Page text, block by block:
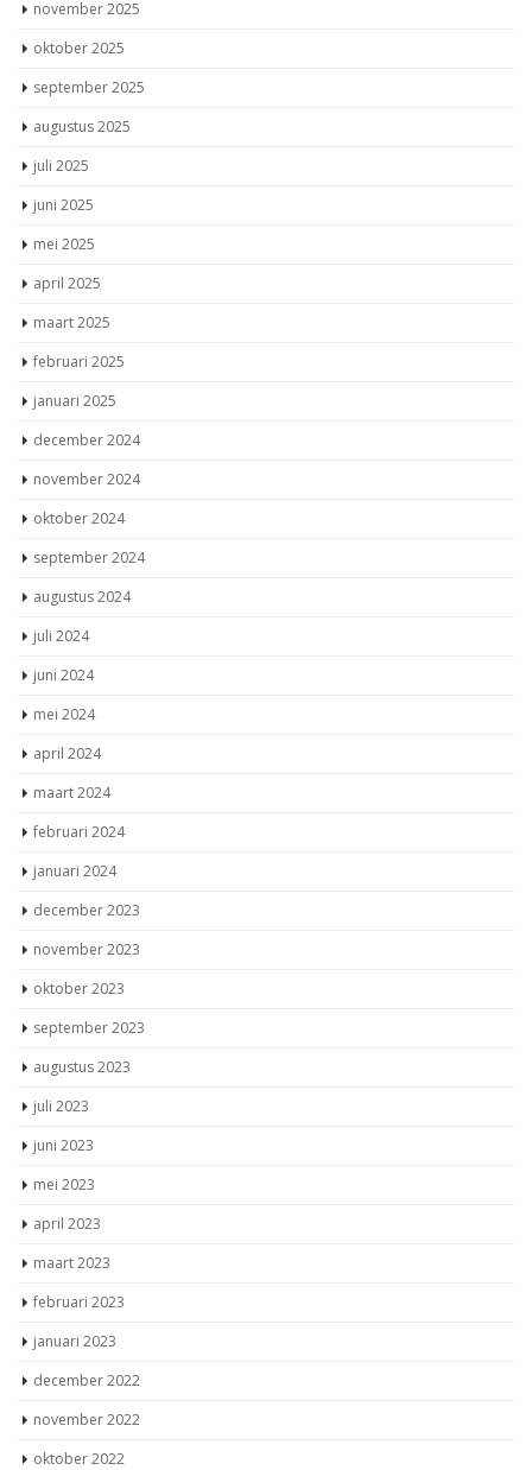
november 2025
oktober 2025
september 2025
augustus 2025
juli 2025
juni 2025
mei 2025
april 2025
maart 2025
februari 2025
januari 2025
december 2024
november 2024
oktober 2024
september 2024
augustus 2024
juli 2024
juni 2024
mei 2024
april 2024
maart 2024
februari 2024
januari 2024
december 2023
november 2023
oktober 2023
september 2023
augustus 2023
juli 2023
juni 2023
mei 2023
april 2023
maart 2023
februari 2023
januari 2023
december 2022
november 2022
oktober 2022